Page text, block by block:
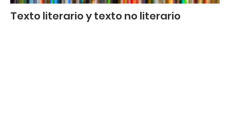
Texto literario y texto no literario